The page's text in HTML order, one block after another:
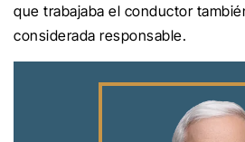
que trabajaba el conductor
considerada responsable.